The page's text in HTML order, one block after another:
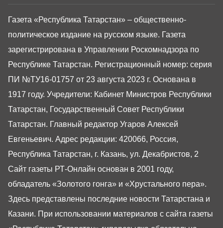
Газета «Республика Татарстан» – общественно-
политическое издание на русском языке. Газета
зарегистрирована в Управлении Роскомнадзора по
Республике Татарстан. Регистрационный номер: серия
ПИ №ТУ16-01757 от 23 августа 2023 г. Основана в
1917 году. Учредители: Кабинет Министров Республики
Татарстан, Государственный Совет Республики
Татарстан. Главный редактор Угаров Алексей
Евгеньевич. Адрес редакции: 420066, Россия,
Республика Татарстан, г. Казань, ул. Декабристов, 2
Сайт газеты РТ-Онлайн основан в 2001 году,
обладатель «Золотого гонга» и «Хрустального пера».
Здесь представлены последние новости Татарстана и
Казани. При использовании материалов с сайта газеты